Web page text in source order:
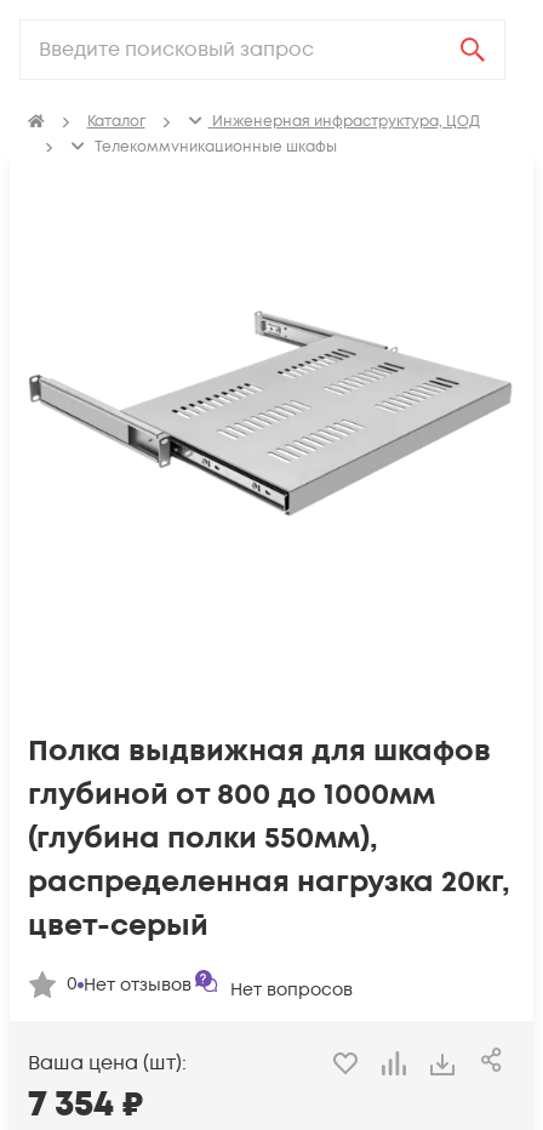
Каталог
Инженерная инфраструктура, ЦОД
Телекоммуникационные шкафы
Полка выдвижная для шкафов
глубиной от 800 до 1000мм
(глубина полки 550мм),
распределенная нагрузка 20кг,
цвет-серый
0 Нет отзывов Нет вопросов
Ваша цена (шт):
7 354₽